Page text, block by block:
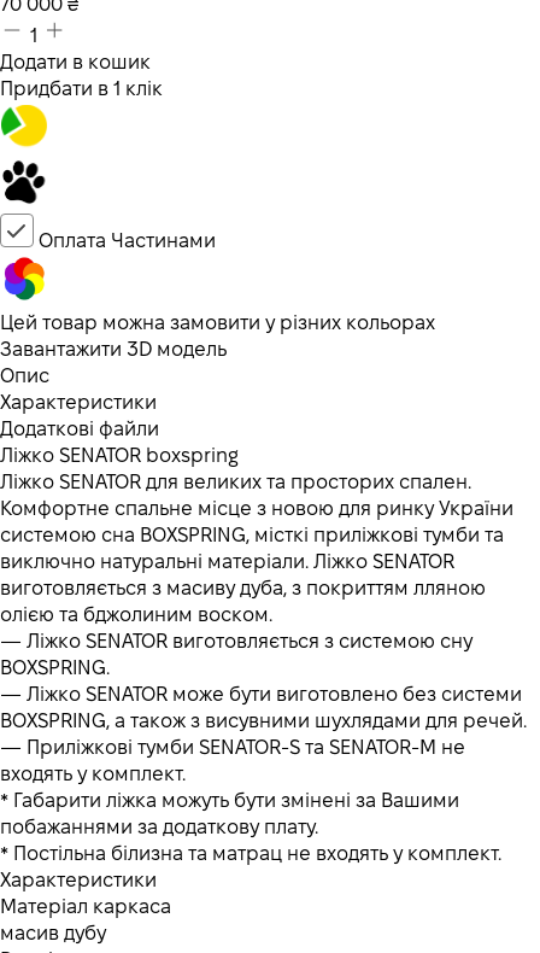
70 000 ₴
1
Додати в кошик
Придбати в 1 клік
Оплата Частинами
Цей товар можна замовити у різних кольорах
Завантажити 3D модель
Опис
Характеристики
Додаткові файли
Ліжко SENATOR boxspring
Ліжко SENATOR для великих та просторих спален.
Комфортне спальне місце з новою для ринку України
системою сна BOXSPRING, місткі приліжкові тумби та
виключно натуральні матеріали. Ліжко SENATOR
виготовляється з масиву дуба, з покриттям лляною
олією та бджолиним воском.
— Ліжко SENATOR виготовляється з системою сну
BOXSPRING.
— Ліжко SENATOR може бути виготовлено без системи
BOXSPRING, а також з висувними шухлядами для речей.
— Приліжкові тумби SENATOR-S та SENATOR-M не
входять у комплект.
* Габарити ліжка можуть бути змінені за Вашими
побажаннями за додаткову плату.
* Постільна білизна та матрац не входять у комплект.
Характеристики
Матеріал каркаса
масив дубу